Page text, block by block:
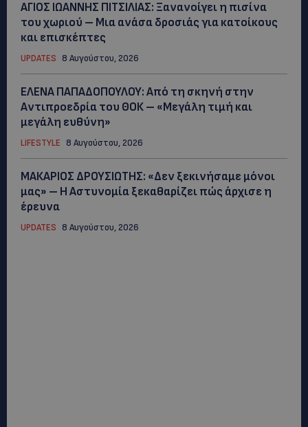
ΑΓΙΟΣ ΙΩΑΝΝΗΣ ΠΙΤΣΙΛΙΑΣ: Ξανανοίγει η πισίνα
του χωριού – Μια ανάσα δροσιάς για κατοίκους
και επισκέπτες
UPDATES 8 Αυγούστου, 2026
ΕΛΕΝΑ ΠΑΠΑΔΟΠΟΥΛΟΥ: Από τη σκηνή στην
Αντιπροεδρία του ΘΟΚ – «Μεγάλη τιμή και
μεγάλη ευθύνη»
LIFESTYLE 8 Αυγούστου, 2026
ΜΑΚΑΡΙΟΣ ΔΡΟΥΣΙΩΤΗΣ: «Δεν ξεκινήσαμε μόνοι
μας» – Η Αστυνομία ξεκαθαρίζει πώς άρχισε η
έρευνα
UPDATES 8 Αυγούστου, 2026